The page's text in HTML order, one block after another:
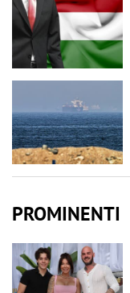
PROMINENTI